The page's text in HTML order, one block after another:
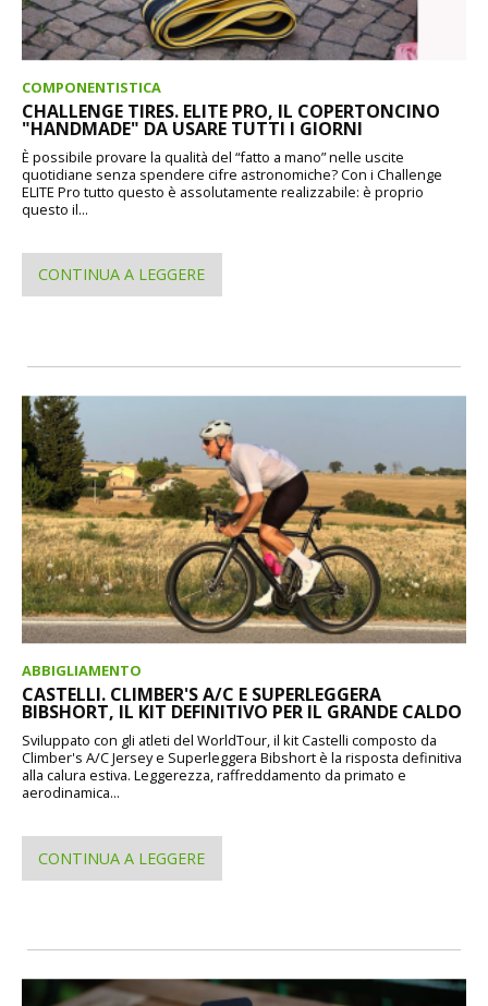
COMPONENTISTICA
CHALLENGE TIRES. ELITE PRO, IL COPERTONCINO
"HANDMADE" DA USARE TUTTI I GIORNI
È possibile provare la qualità del “fatto a mano” nelle uscite
quotidiane senza spendere cifre astronomiche? Con i Challenge
ELITE Pro tutto questo è assolutamente realizzabile: è proprio
questo il...
CONTINUA A LEGGERE
ABBIGLIAMENTO
CASTELLI. CLIMBER'S A/C E SUPERLEGGERA
BIBSHORT, IL KIT DEFINITIVO PER IL GRANDE CALDO
Sviluppato con gli atleti del WorldTour, il kit Castelli composto da
Climber's A/C Jersey e Superleggera Bibshort è la risposta definitiva
alla calura estiva. Leggerezza, raffreddamento da primato e
aerodinamica...
CONTINUA A LEGGERE